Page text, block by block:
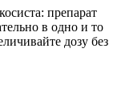
препарат
в одно и то
дозу без